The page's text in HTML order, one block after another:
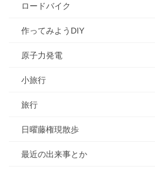
ロードバイク
作ってみようDIY
原子力発電
小旅行
旅行
日曜藤権現散歩
最近の出来事とか